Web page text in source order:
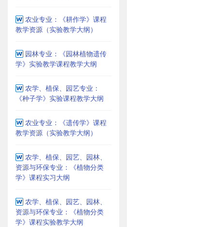
农业专业：《耕作学》课程
教学资源（实验教学大纲）
园林专业：《园林植物遗传
学》实验教学课程教学大纲
农学、植保、园艺专业：
《种子学》实验课程教学大纲
农业专业：《遗传学》课程
教学资源（实验教学大纲）
农学、植保、园艺、园林、
资源与环保专业：《植物分类
学》课程实习大纲
农学、植保、园艺、园林、
资源与环保专业：《植物分类
学》课程实验教学大纲